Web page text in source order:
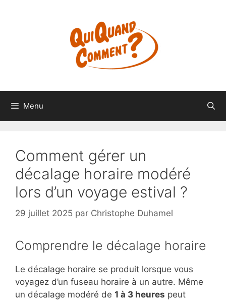
Menu
Comment gérer un
décalage horaire modéré
lors d’un voyage estival ?
29 juillet 2025 par Christophe Duhamel
Comprendre le décalage horaire
Le décalage horaire se produit lorsque vous
voyagez d’un fuseau horaire à un autre. Même
un décalage modéré de 1 à 3 heures peut